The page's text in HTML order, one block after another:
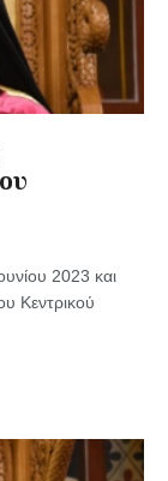
2023 και
Κεντρικού